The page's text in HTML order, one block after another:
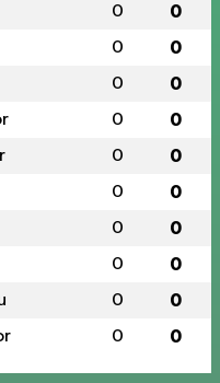
0 0
0 0
0 0
0 0
0 0
0 0
0 0
0 0
0 0
0 0